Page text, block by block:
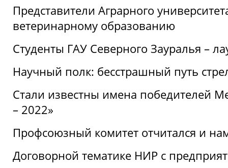
Представители Аграрного
ветеринарному образованию
Студенты ГАУ Северного Зауралья –
Научный полк: бесстрашный путь
Стали известны имена победителей
– 2022»
Профсоюзный комитет отчитался и
Договорной тематике НИР с